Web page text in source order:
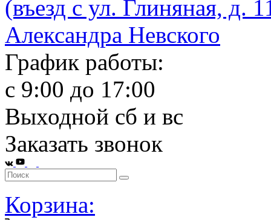
(въезд с ул. Глиняная, д.
Александра Невского
График работы:
с 9:00 до 17:00
Выходной сб и вс
Заказать звонок
Корзина: